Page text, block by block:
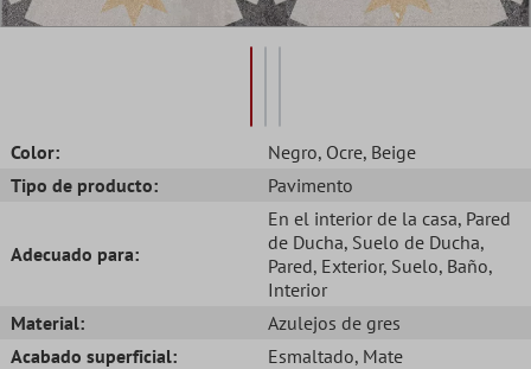
Color: Negro, Ocre, Beige
Tipo de producto:
Pavimento
Adecuado para:
En el interior de la casa, Pared
de Ducha, Suelo de Ducha,
Pared, Exterior, Suelo, Baño,
Interior
Material:
Azulejos de gres
Acabado superficial:
Esmaltado, Mate